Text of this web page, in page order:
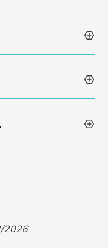
via un quizz
avec l’équipe
: NA
: NA
de handicap,
nous contacter
2026